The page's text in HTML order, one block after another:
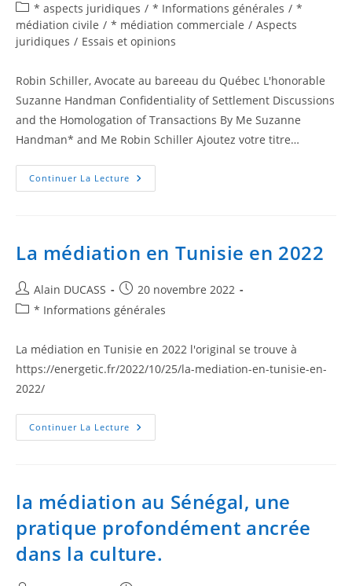
* aspects juridiques / * Informations générales / *
médiation civile / * médiation commerciale / Aspects
juridiques / Essais et opinions
Robin Schiller, Avocate au bareeau du Québec L'honorable
Suzanne Handman Confidentiality of Settlement Discussions
and the Homologation of Transactions By Me Suzanne
Handman* and Me Robin Schiller Ajoutez votre titre…
Continuer La Lecture
La médiation en Tunisie en 2022
Alain DUCASS
20 novembre 2022
* Informations générales
La médiation en Tunisie en 2022 l'original se trouve à
https://energetic.fr/2022/10/25/la-mediation-en-tunisie-en-
2022/
Continuer La Lecture
la médiation au Sénégal, une
pratique profondément ancrée
dans la culture.